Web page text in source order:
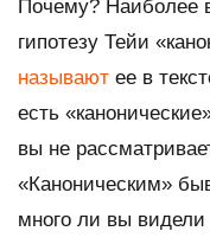
Почему? Наиболее
гипотезу Тейи
называют ее в
есть
вы не
«Каноническим»
много ли вы видели